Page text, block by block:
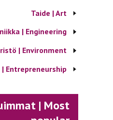
Taide | Art
| Engineering
| Environment
Entrepreneurship
| Most